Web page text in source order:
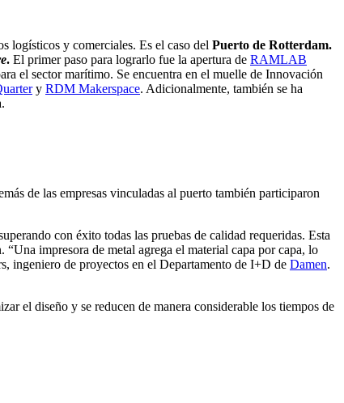
logísticos y comerciales. Es el caso del Puerto de Rotterdam.
. El primer paso para lograrlo fue la apertura de RAMLAB
el sector marítimo. Se encuentra en el muelle de Innovación
y RDM Makerspace. Adicionalmente, también se ha
de las empresas vinculadas al puerto también participaron
con éxito todas las pruebas de calidad requeridas. Esta
impresora de metal agrega el material capa por capa, lo
ingeniero de proyectos en el Departamento de I+D de Damen.
el diseño y se reducen de manera considerable los tiempos de